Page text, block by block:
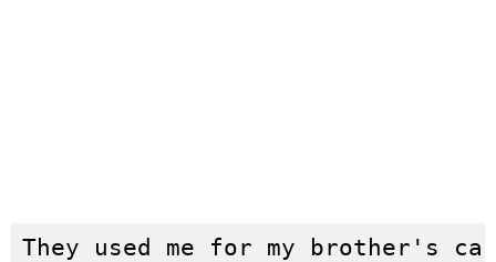
They used me for my brother's